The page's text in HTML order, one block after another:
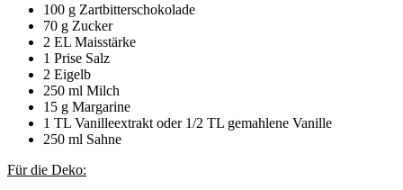
100 g Zartbitterschokolade
70 g Zucker
2 EL Maisstärke
1 Prise Salz
2 Eigelb
250 ml Milch
15 g Margarine
1 TL Vanilleextrakt oder 1/2 TL gemahlene Vanille
250 ml Sahne
Für die Deko: